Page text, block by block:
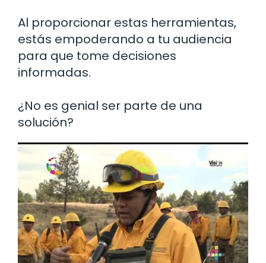
Al proporcionar estas herramientas,
estás empoderando a tu audiencia
para que tome decisiones
informadas.
¿No es genial ser parte de una
solución?